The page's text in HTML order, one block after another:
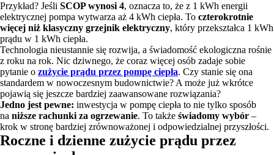
Przykład? Jeśli SCOP wynosi 4, oznacza to, że z 1 kWh energii
elektrycznej pompa wytwarza aż 4 kWh ciepła. To czterokrotnie
więcej niż klasyczny grzejnik elektryczny, który przekształca 1 kWh
prądu w 1 kWh ciepła.
Technologia nieustannie się rozwija, a świadomość ekologiczna rośnie
z roku na rok. Nic dziwnego, że coraz więcej osób zadaje sobie
pytanie o zużycie prądu przez pompę ciepła. Czy stanie się ona
standardem w nowoczesnym budownictwie? A może już wkrótce
pojawią się jeszcze bardziej zaawansowane rozwiązania?
Jedno jest pewne: inwestycja w pompę ciepła to nie tylko sposób
na niższe rachunki za ogrzewanie. To także świadomy wybór –
krok w stronę bardziej zrównoważonej i odpowiedzialnej przyszłości.
Roczne i dzienne zużycie prądu przez